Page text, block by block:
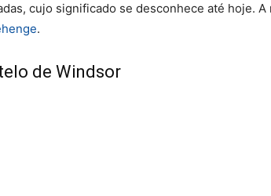
cujo significado se desconhece até hoje.
.
de Windsor